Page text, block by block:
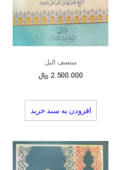
منتصف الیل
2.500.000 ﷼
افزودن به سبد خرید